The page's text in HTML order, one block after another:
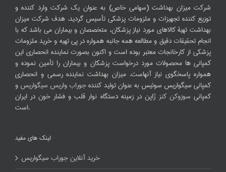
شرکت میزان بهداشت (سهامی خاص) به عنوان یک شرکت وارد کننده و
توزیع کننده تجهیزات و ملزومات پزشکی تأسیس گردید. هدف شرکت میزان
بهداشت تهیۀ کالاهای مورد نیاز پزشکان، متخصصان و بیماران می باشد که با
انجام تحقیقات دقیق و مطالعه همه جانبه همواره در پی تهیه و خرید ملزومات
پزشکی از کارخانجات معتبر بوده است و اکنون بصورت نماینده انحصاری این
کمپانی ها محصولات مورد درخواست پزشکان و بیماران را تأمین نموده و
همواره پاسخگوی نیاز آنهاست. میزان بهداشت نماینده رسمی و انحصاری
کمپانی سیگواریس سوئیس به عنوان تولید کنندهجوراب واریس سیگواریسو
کمپانی سوزوکن کنز ژاپن در زمینه دستگاه نوار قلب و فشار خون در ایران
است.
لینک های مفید
خرید آنلاین جوراب سیگواریس